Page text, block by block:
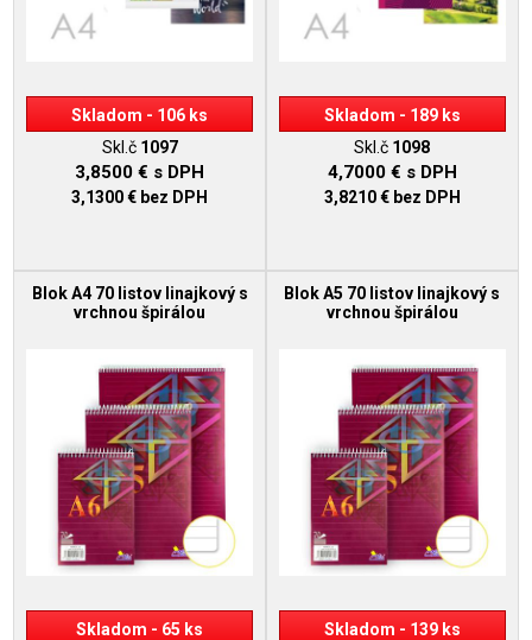
Skladom - 106 ks
Skl.č 1097
3,8500 € s DPH
3,1300 € bez DPH
Skladom - 189 ks
Skl.č 1098
4,7000 € s DPH
3,8210 € bez DPH
Blok A4 70 listov linajkový s
vrchnou špirálou
Skladom - 65 ks
Blok A5 70 listov linajkový s
vrchnou špirálou
Skladom - 139 ks